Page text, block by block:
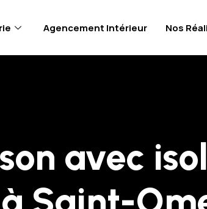
Agencement Intérieur Nos
avec